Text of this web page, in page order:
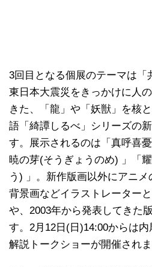
3回目となる個展のテーマは「
東日本大震災をきっかけに人
きた、「龍」や「妖獣」を核
語「綺譚しるべ」シリーズの
す。展示されるのは「真呼喜
暁の芽(そうぎょうのめ) 」「
う) 」。新作版画以外にアニ
背景画などイラストレーター
や、2003年から発表してきた
す。2月12日(日)14:00からは
解説トークショーが開催されま